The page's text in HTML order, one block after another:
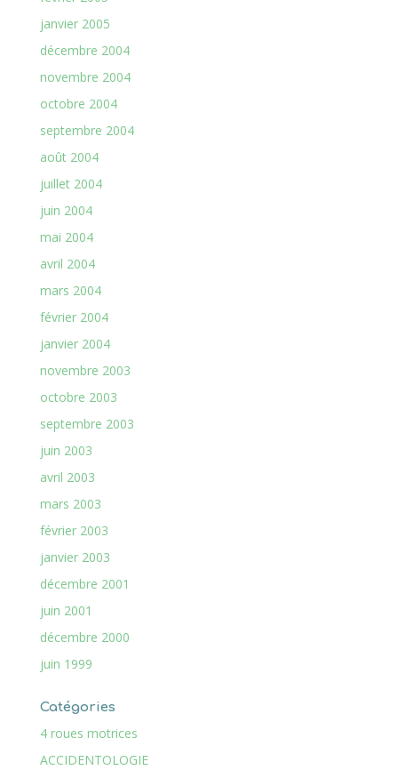
janvier 2005
décembre 2004
novembre 2004
octobre 2004
septembre 2004
août 2004
juillet 2004
juin 2004
mai 2004
avril 2004
mars 2004
février 2004
janvier 2004
novembre 2003
octobre 2003
septembre 2003
juin 2003
avril 2003
mars 2003
février 2003
janvier 2003
décembre 2001
juin 2001
décembre 2000
juin 1999
Catégories
4 roues motrices
ACCIDENTOLOGIE